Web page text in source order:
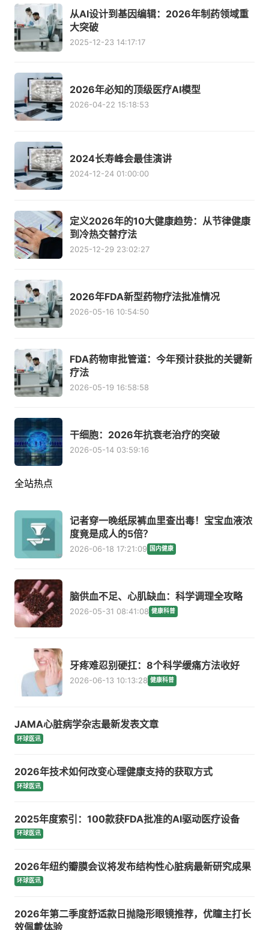
从AI设计到基因编辑：2026年制药领域重
大突破
2025-12-23 14:17:17
2026年必知的顶级医疗AI模型
2026-04-22 15:18:53
2024长寿峰会最佳演讲
2024-12-24 01:00:00
定义2026年的10大健康趋势：从节律健康
到冷热交替疗法
2025-12-29 23:02:27
2026年FDA新型药物疗法批准情况
2026-05-16 10:54:50
FDA药物审批管道：今年预计获批的关键新
疗法
2026-05-19 16:58:58
干细胞：2026年抗衰老治疗的突破
2026-05-14 03:59:16
全站热点
记者穿一晚纸尿裤血里查出毒！宝宝血液浓
度竟是成人的5倍？
2026-06-18 17:21:09 国内健康
脑供血不足、心肌缺血：科学调理全攻略
2026-05-31 08:41:08 健康科普
牙疼难忍别硬扛：8个科学缓痛方法收好
2026-06-13 10:13:28 健康科普
JAMA心脏病学杂志最新发表文章
环球医讯
2026年技术如何改变心理健康支持的获取方式
环球医讯
2025年度索引：100款获FDA批准的AI驱动医疗设备
环球医讯
2026年纽约瓣膜会议将发布结构性心脏病最新研究成果
环球医讯
2026年第二季度舒适款日抛隐形眼镜推荐，优瞳主打长
效佩戴体验